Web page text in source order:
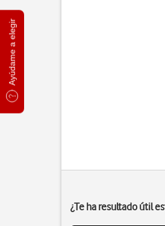
Ayúdame a elegir
¿Te ha resultado útil